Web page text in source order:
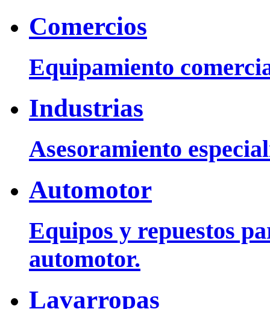
Comercios
Equipamiento
Industrias
Asesoramiento
Automotor
Equipos y repuestos
automotor.
Lavarropas